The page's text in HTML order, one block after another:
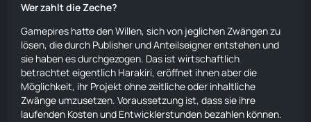
Wer zahlt die Zeche?
Gamepires hatte den Willen, sich von jeglichen Zwängen zu
lösen, die durch Publisher und Anteilseigner entstehen und
sie haben es durchgezogen. Das ist wirtschaftlich
betrachtet eigentlich Harakiri, eröffnet ihnen aber die
Möglichkeit, ihr Projekt ohne zeitliche oder inhaltliche
Zwänge umzusetzen. Voraussetzung ist, dass sie ihre
laufenden Kosten und Entwicklerstunden bezahlen können.